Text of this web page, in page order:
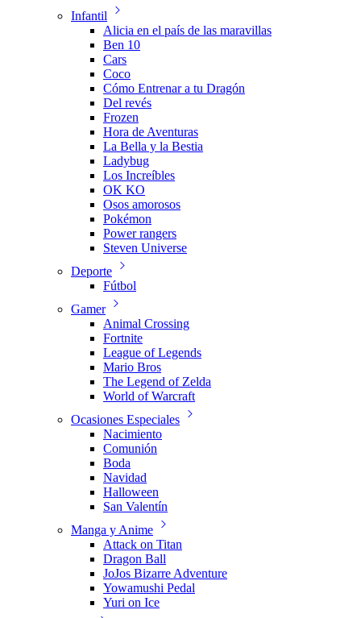
Infantil
Alicia en el país de las maravillas
Ben 10
Cars
Coco
Cómo Entrenar a tu Dragón
Del revés
Frozen
Hora de Aventuras
La Bella y la Bestia
Ladybug
Los Increíbles
OK KO
Osos amorosos
Pokémon
Power rangers
Steven Universe
Deporte
Fútbol
Gamer
Animal Crossing
Fortnite
League of Legends
Mario Bros
The Legend of Zelda
World of Warcraft
Ocasiones Especiales
Nacimiento
Comunión
Boda
Navidad
Halloween
San Valentín
Manga y Anime
Attack on Titan
Dragon Ball
JoJos Bizarre Adventure
Yowamushi Pedal
Yuri on Ice